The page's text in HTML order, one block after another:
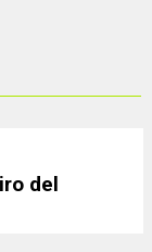
del